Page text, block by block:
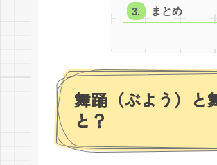
まとめ
舞踊（ぶよう）と
と？